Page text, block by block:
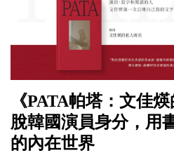
《PATA帕塔：文佳
脫韓國演員身分，用
的內在世界